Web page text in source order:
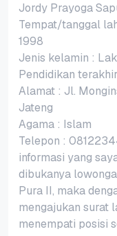
Jordy Prayoga
Tempat/tanggal
1998
Jenis kelamin :
Pendidikan
Alamat : Jl.
Jateng
Agama : Islam
Telepon :
informasi yang
dibukanya
Pura II, maka
mengajukan surat
menempati posisi